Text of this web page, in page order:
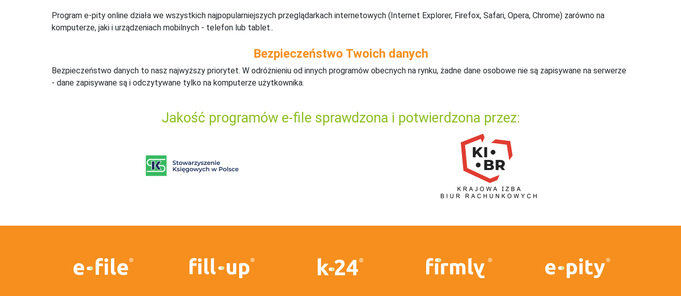
Program e-pity online działa we wszystkich najpopularniejszych przeglądarkach internetowych (Internet Explorer, Firefox, Safari, Opera, Chrome) zarówno na
komputerze, jaki i urządzeniach mobilnych - telefon lub tablet..
Bezpieczeństwo Twoich danych
Bezpieczeństwo danych to nasz najwyższy priorytet. W odróżnieniu od innych programów obecnych na rynku, żadne dane osobowe nie są zapisywane na serwerze
- dane zapisywane są i odczytywane tylko na komputerze użytkownika.
Jakość programów e-file sprawdzona i potwierdzona przez: